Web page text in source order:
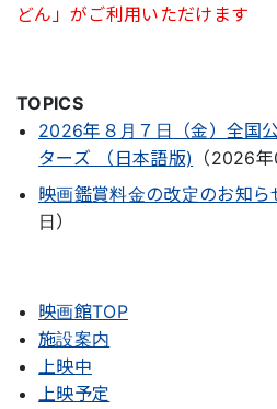
どん」がご利用いただけます
TOPICS
2026年８月７日（金）全国
ターズ （日本語版)
2026
映画鑑賞料金の改定のお知ら
日
映画館TOP
施設案内
上映中
上映予定